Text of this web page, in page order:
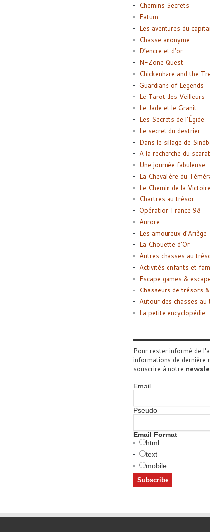
Chemins Secrets
Fatum
Les aventures du
Chasse anonyme
D’encre et d’or
N-Zone Quest
Chickenhare and the
Guardians of Legends
Le Tarot des Veilleurs
Le Jade et le Granit
Les Secrets de l’Égide
Le secret du destrier
Dans le sillage de
A la recherche du
Une journée fabuleuse
La Chevalière du
Le Chemin de la Victoire
Chartres au trésor
Opération France 98
Aurore
Les amoureux d’Ariège
La Chouette d’Or
Autres chasses au
Activités enfants et
Escape games &
Chasseurs de trésors
Autour des chasses au
La petite encyclopédie
Pour rester informé de
informations de dernière
souscrire à notre
Email
Pseudo
Email Format
html
text
mobile